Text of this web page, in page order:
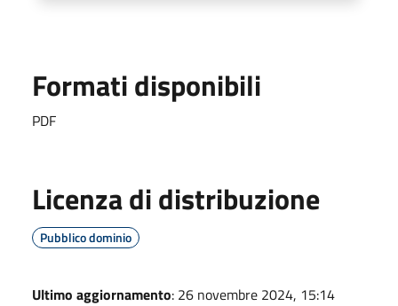
Formati disponibili
PDF
Licenza di distribuzione
Pubblico dominio
Ultimo aggiornamento: 26 novembre 2024, 15:14